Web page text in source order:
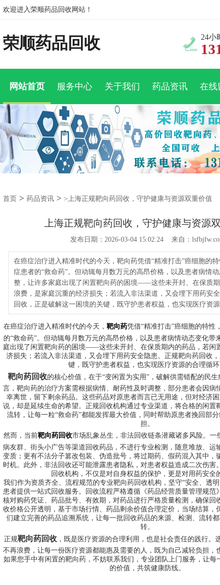
欢迎进入荣顺药品回收网站！
荣顺药品回收 24小
网站首页 服务中心 关于我们 药品资讯 在线
首页 > 药品资讯 > >上海正规靶向药回收，守护健康与资源双重价值
上海正规靶向药回收，守护健康与资源
发布日期：2026-03-04 15:02:24 来自：
在癌症治疗进入精准时代的今天，靶向药凭借“精准打击”癌细胞的
症患者的“救命药”。但动辄每月数万元的高昂价格，以及患者病情
整，让许多家庭出现了闲置靶向药的困境——这些未开封、在保质
浪费，是家庭沉重的经济损失；若流入非法渠道，又会埋下用药安
回收，正是破解这一困境的关键，既守护患者权益，也实现医疗资
在癌症治疗进入精准时代的今天， 靶向药凭借“精准打击”癌细胞的特性
的“救命药”。但动辄每月数万元的高昂价格，以及患者病情动态变化带
庭出现了闲置靶向药的困境——这些未开封、在保质期内的药品，若闲
济损失；若流入非法渠道，又会埋下用药安全隐患。正规靶向药回收
键，既守护患者权益，也实现医疗资源的合理循
靶向药回收的核心价值，在于“变闲置为实用”，破解供需错配的民
言，靶向药的治疗方案需根据病情、耐药性及时调整，部分患者会因病
幸离世，留下剩余药品。这些药品对原患者而言已无用途，但对经济
说，却是延续生命的希望。正规回收机构通过专业渠道，将合格的闲置
流转，让每一粒“救命药”都能发挥最大价值，同时帮助原患者挽回部
担。
然而，当前靶向药回收市场乱象丛生，非法回收链条潜藏诸多风险。一
病友群、街头小广告等渠道回收药品，不进行专业检测，随意堆放、运
变质；更有不法分子篡改包装、伪造批号，将过期药、假药混入其中，
时机。此外，非法回收还可能泄露患者隐私，对患者权益造成二次伤害
回收机构，不仅是对自身权益的保护，更是对用药安全
我们作为资质齐全、流程规范的专业靶向药回收机构，坚守“安全、透
患者提供一站式回收服务。回收流程严格遵循《药品经营质量管理规范
核对购药凭证、药品批号、有效期，对药品进行严格质量检测，确保回
收价格公开透明，基于市场行情、药品剩余价值合理定价，当场结算，
们建立完善的药品追溯系统，让每一批回收药品的来源、检测、流转
转。
正规靶向药回收 ，既是医疗资源的合理利用，也是社会责任的践行。
不再浪费，让每一份医疗资源都能惠及需要的人，既为自己减轻负担，
如果您手中有闲置的靶向药，不妨联系我们，专业团队上门服务，让每
的价值，共筑健康防线。